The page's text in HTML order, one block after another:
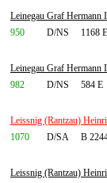
Leinegau Graf Hermann I
950
D/NS 1168 E
Leinegau Graf Hermann
982
D/NS 584 E
Leissnig (Rantzau)
1070
D/SA B
Leissnig (Rantzau)